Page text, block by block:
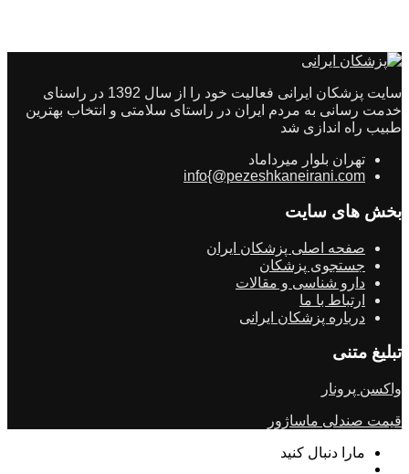
سایت پزشکان ایرانی فعالیت خود را از سال 1392 در راسنای
خدمت رسانی به مردم ایران در راستای سلامتی و انتخاب بهترین
طبیب راه اندازی شد
تهران بلوار میرداماد
info{@pezeshkaneirani.com
بخش های سایت
صفحه اصلی پزشکان ایران
جستجوی پزشکان
دارو شناسی و مقالات
ارتباط با ما
درباره پزشکان ایرانی
تبلیغ متنی
واکسن پرونار
قیمت صندلی ماساژور
مارا دنبال کنید